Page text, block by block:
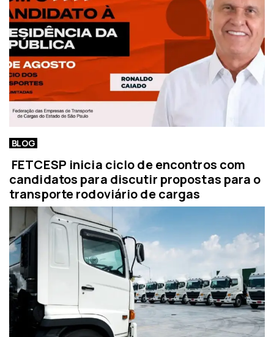
BLOG
FETCESP inicia ciclo de encontros com
candidatos para discutir propostas para o
transporte rodoviário de cargas